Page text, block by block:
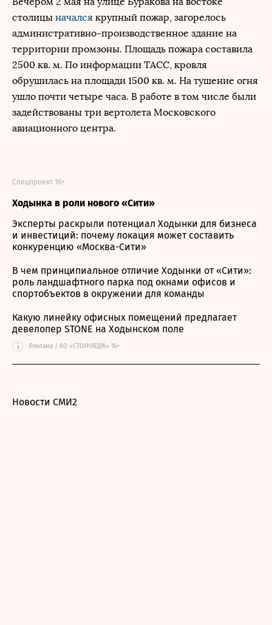
столицы начался крупный пожар, загорелось
административно-производственное здание на
территории промзоны. Площадь пожара составила
2500 кв. м. По информации ТАСС, кровля
обрушилась на площади 1500 кв. м. На тушение огня
ушло почти четыре часа. В работе в том числе были
задействованы три вертолета Московского
авиационного центра.
Ходынка в роли нового «Сити»
Спецпроект 16+
Эксперты раскрыли потенциал Ходынки для бизнеса
и инвестиций: почему локация может составить
конкуренцию «Москва-Сити»
В чем принципиальное отличие Ходынки от «Сити»:
роль ландшафтного парка под окнами офисов и
спортобъектов в окружении для команды
Какую линейку офисных помещений предлагает
девелопер STONE на Ходынском поле
i Реклама / АО «СТОУНХЕДЖ» 16+
Новости СМИ2